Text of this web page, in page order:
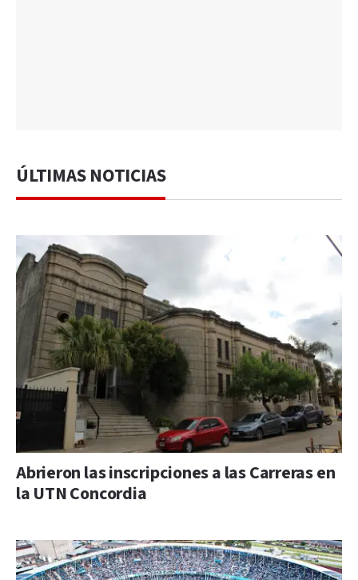
ÚLTIMAS NOTICIAS
Abrieron las inscripciones a las Carreras en
la UTN Concordia